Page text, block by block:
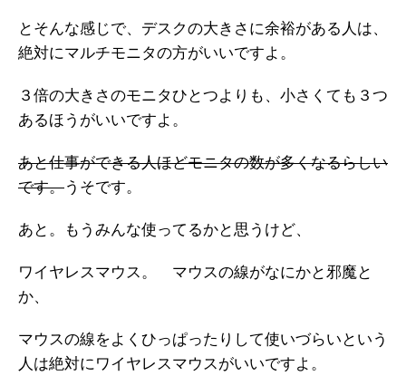
とそんな感じで、デスクの大きさに余裕がある人は、
絶対にマルチモニタの方がいいですよ。
３倍の大きさのモニタひとつよりも、小さくても３つ
あるほうがいいですよ。
あと仕事ができる人ほどモニタの数が多くなるらしい
です。うそです。
あと。もうみんな使ってるかと思うけど、
ワイヤレスマウス。 マウスの線がなにかと邪魔と
か、
マウスの線をよくひっぱったりして使いづらいという
人は絶対にワイヤレスマウスがいいですよ。